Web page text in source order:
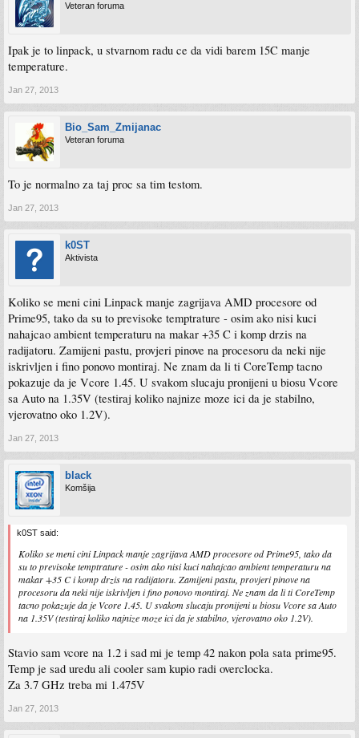
Veteran foruma
Ipak je to linpack, u stvarnom radu ce da vidi barem 15C manje
temperature.
Jan 27, 2013
Bio_Sam_Zmijanac
Veteran foruma
To je normalno za taj proc sa tim testom.
Jan 27, 2013
k0ST
Aktivista
Koliko se meni cini Linpack manje zagrijava AMD procesore od
Prime95, tako da su to previsoke temptrature - osim ako nisi kuci
nahajcao ambient temperaturu na makar +35 C i komp drzis na
radijatoru. Zamijeni pastu, provjeri pinove na procesoru da neki nije
iskrivljen i fino ponovo montiraj. Ne znam da li ti CoreTemp tacno
pokazuje da je Vcore 1.45. U svakom slucaju pronijeni u biosu Vcore
sa Auto na 1.35V (testiraj koliko najnize moze ici da je stabilno,
vjerovatno oko 1.2V).
Jan 27, 2013
black
Komšija
k0ST said:
Koliko se meni cini Linpack manje zagrijava AMD procesore od Prime95, tako da
su to previsoke temptrature - osim ako nisi kuci nahajcao ambient temperaturu na
makar +35 C i komp drzis na radijatoru. Zamijeni pastu, provjeri pinove na
procesoru da neki nije iskrivljen i fino ponovo montiraj. Ne znam da li ti CoreTemp
tacno pokazuje da je Vcore 1.45. U svakom slucaju pronijeni u biosu Vcore sa Auto
na 1.35V (testiraj koliko najnize moze ici da je stabilno, vjerovatno oko 1.2V).
Stavio sam vcore na 1.2 i sad mi je temp 42 nakon pola sata prime95.
Temp je sad uredu ali cooler sam kupio radi overclocka.
Za 3.7 GHz treba mi 1.475V
Jan 27, 2013